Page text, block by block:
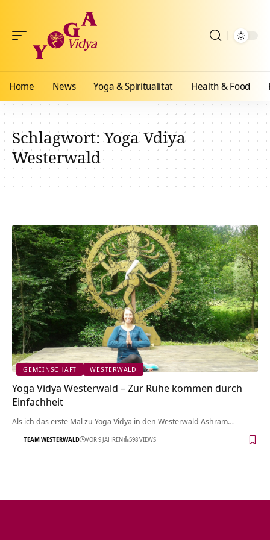
Home News Yoga & Spiritualität Health & Food
Schlagwort:Yoga Vdiya
Westerwald
GEMEINSCHAFT WESTERWALD
Yoga Vidya Westerwald – Zur Ruhe kommen durch
Einfachheit
Als ich das erste Mal zu Yoga Vidya in den Westerwald Ashram…
TEAM WESTERWALD VOR 9 JAHREN 598 VIEWS